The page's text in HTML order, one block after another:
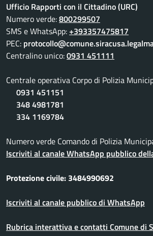
Ufficio Rapporti con il Cittadino (URC)
Numero verde:800299507
SMS e WhatsApp:+393357475817
PEC:
Centralino unico:0931 451111
Centrale operativa Corpo di Polizia
0931 451151
348 4981781
334 1169784
Numero verde Comando di Polizia
Iscriviti al canale WhatsApp pubblico
Protezione civile: 3484990692
Iscriviti al canale pubblico di WhatsApp
Rubrica interattiva e contatti Comune di